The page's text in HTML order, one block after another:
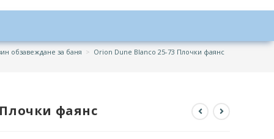
обзавеждане за баня > Orion Dune Blanco 25-73 Плочки фаянс
фаянс